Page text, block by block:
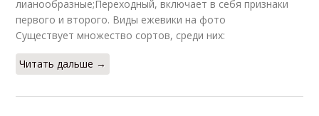
лианообразные;Переходный, включает в себя признаки
первого и второго. Виды ежевики на фото
Существует множество сортов, среди них:
Читать дальше →